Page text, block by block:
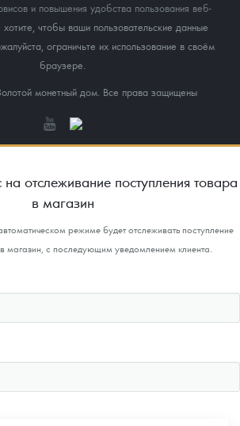
и повышения удобства пользования веб-
хотите, чтобы ваши пользовательские данные
ограничьте их использование в своём
браузере.
монетный дом. Все права защищены
отслеживание поступления товара
в магазин
режиме будет отслеживать поступление
магазин, с последующим уведомлением клиента.